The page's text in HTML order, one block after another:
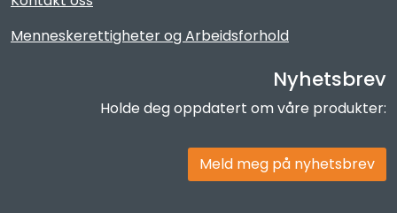
Menneskerettigheter og Arbeidsforhold
Nyhetsbrev
Holde deg oppdatert om våre produkter:
Meld meg på nyhetsbrev